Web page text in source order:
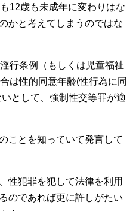
12歳も未成年に変わりはな
かと考えてしまうのではな
行条例（もしくは児童福祉
は性的同意年齢(性行為に同
として、強制性交等罪が適
ことを知っていて発言して
性犯罪を犯して法律を利用
のであれば更に許しがたい